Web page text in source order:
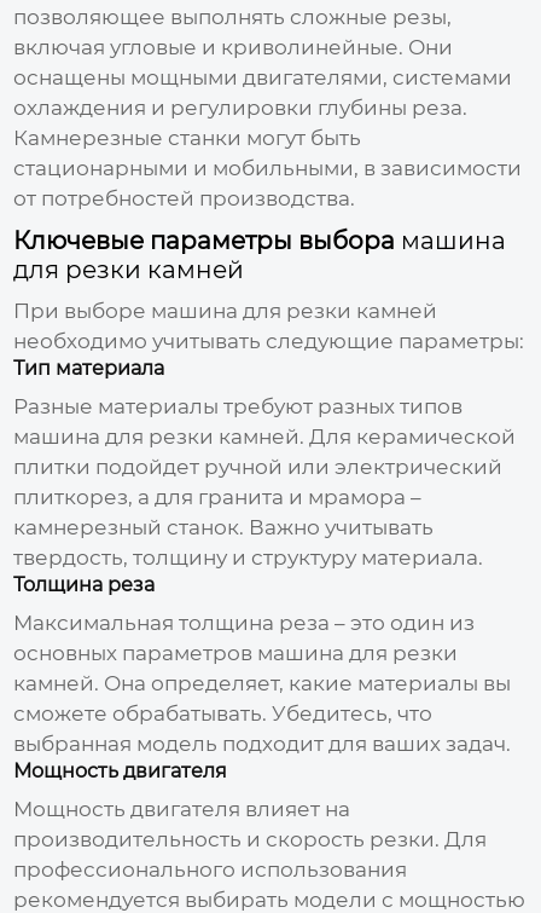
позволяющее выполнять сложные резы,
включая угловые и криволинейные. Они
оснащены мощными двигателями, системами
охлаждения и регулировки глубины реза.
Камнерезные станки могут быть
стационарными и мобильными, в зависимости
от потребностей производства.
Ключевые параметры выбора машина
для резки камней
При выборе машина для резки камней
необходимо учитывать следующие параметры:
Тип материала
Разные материалы требуют разных типов
машина для резки камней. Для керамической
плитки подойдет ручной или электрический
плиткорез, а для гранита и мрамора –
камнерезный станок. Важно учитывать
твердость, толщину и структуру материала.
Толщина реза
Максимальная толщина реза – это один из
основных параметров машина для резки
камней. Она определяет, какие материалы вы
сможете обрабатывать. Убедитесь, что
выбранная модель подходит для ваших задач.
Мощность двигателя
Мощность двигателя влияет на
производительность и скорость резки. Для
профессионального использования
рекомендуется выбирать модели с мощностью